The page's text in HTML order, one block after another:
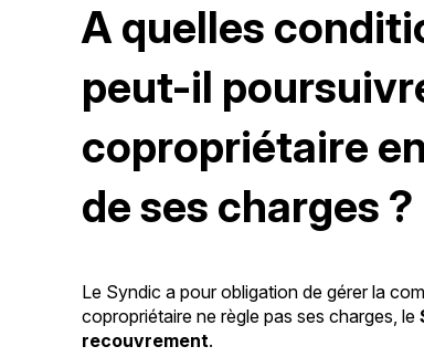
A quelles
peut-il
copropriétaire
de ses charges ?
Le Syndic a pour obligation de gérer la
copropriétaire ne règle pas ses charges, le
recouvrement.